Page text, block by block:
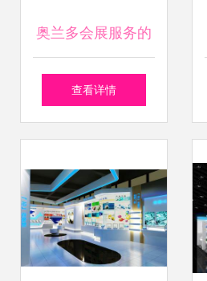
奥兰多会展服务的
优势与发展前景
查看详情